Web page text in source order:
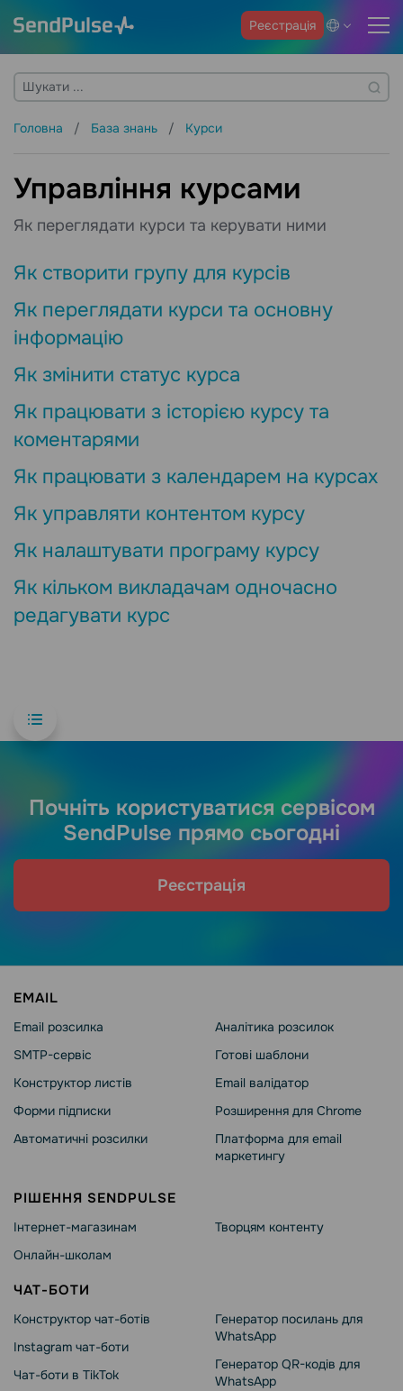
Реєстрація
Головна База знань Курси
Управління курсами
Як переглядати курси та керувати ними
Як створити групу для курсів
Як переглядати курси та основну
інформацію
Як змінити статус курса
Як працювати з історією курсу та
коментарями
Як працювати з календарем на курсах
Як управляти контентом курсу
Як налаштувати програму курсу
Як кільком викладачам одночасно
редагувати курс
Почніть користуватися сервісом
SendPulse прямо сьогодні
Реєстрація
EMAIL
Email розсилка
SMTP-сервіс
Конструктор листів
Форми підписки
Автоматичні розсилки
Аналітика розсилок
Готові шаблони
Email валідатор
Розширення для Chrome
Платформа для email
маркетингу
РІШЕННЯ SENDPULSE
Інтернет-магазинам
Онлайн-школам
Творцям контенту
ЧАТ-БОТИ
Конструктор чат-ботів
Instagram чат-боти
Чат-боти в TikTok
Генератор посилань для
WhatsApp
Генератор QR-кодів для
WhatsApp